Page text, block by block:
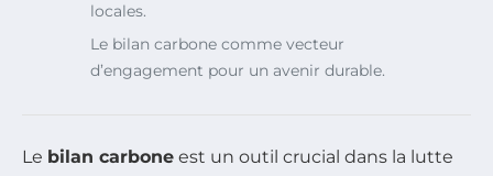
locales.
Le bilan carbone comme vecteur
d’engagement pour un avenir durable.
Le bilan carbone est un outil crucial dans la lutte